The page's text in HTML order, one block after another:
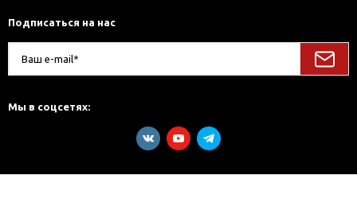
Подписаться на нас
Мы в соцсетях: